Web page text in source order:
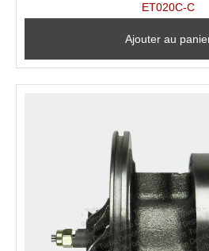
ET020C-C
Ajouter au